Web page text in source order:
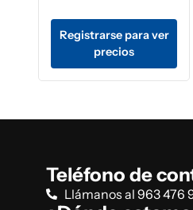
Registrarse para ver
precios
Teléfono de
Llámanos al 963 476